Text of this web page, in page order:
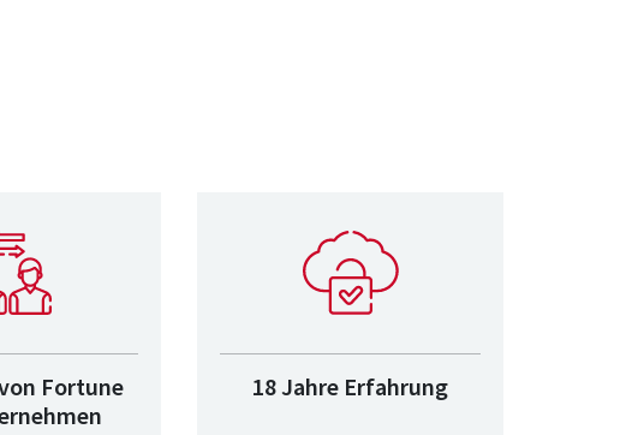
Fortune
18 Jahre Erfahrung